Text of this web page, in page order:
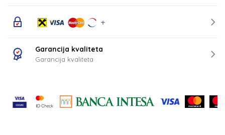
Garancija kvaliteta
Garancija kvaliteta